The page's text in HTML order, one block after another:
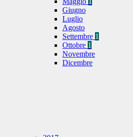
Giugno
Luglio
Agosto
Settembre 1
Ottobre 1
Novembre
Dicembre